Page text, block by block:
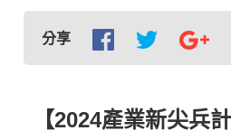
分享
【2024產業新尖兵